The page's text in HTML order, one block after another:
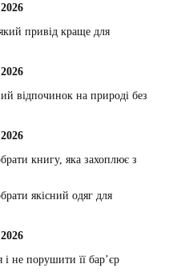
привід краще для
відпочинок на природі без
книгу, яка захоплює з
якісний одяг для
не порушити її бар’єр